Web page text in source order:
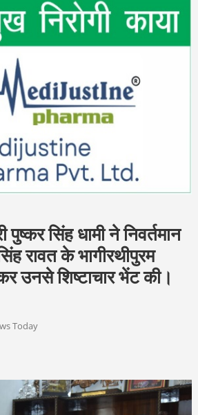
सिंह धामी ने निवर्तमान
रावत के भागीरथीपुरम
उनसे शिष्टाचार भेंट की।
Today